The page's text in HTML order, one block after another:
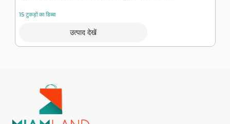
15 टुकड़ों का डिब्बा
उत्पाद देखें